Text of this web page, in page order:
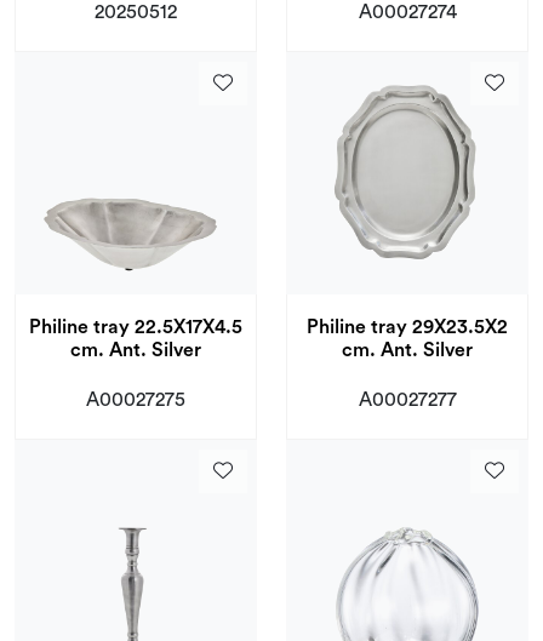
20250512
A00027274
Philine tray 22.5X17X4.5
cm. Ant. Silver
A00027275
Philine tray 29X23.5X2
cm. Ant. Silver
A00027277